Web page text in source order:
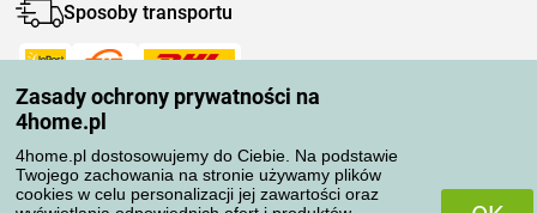
Zasady ochrony prywatności na
4home.pl
4home.pl dostosowujemy do Ciebie. Na podstawie
Twojego zachowania na stronie używamy plików
cookies w celu personalizacji jej zawartości oraz
Sposoby transportu
Metody płatności
Niezawodny sklep